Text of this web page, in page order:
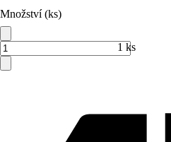
Množství (ks)
1 ks